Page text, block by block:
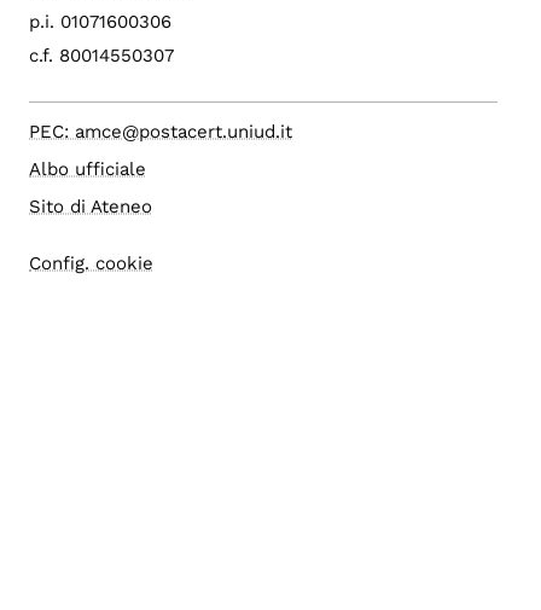
p.i. 01071600306
c.f. 80014550307
PEC: amce@postacert.uniud.it
Albo ufficiale
Sito di Ateneo
Config. cookie